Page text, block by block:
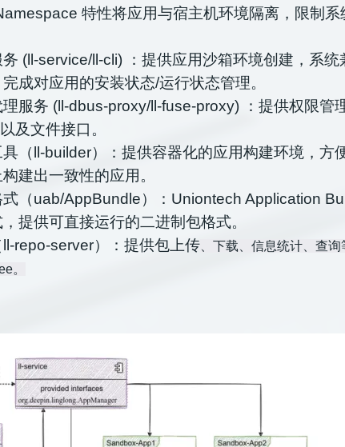
特性将应用与宿主机环境隔离，限制系
(ll-service/ll-cli) ：提供应用沙箱环境创建，系统
成对应用的安装状态/运行状态管理。
服务 (ll-dbus-proxy/ll-fuse-proxy) ：提供权限管
及文件接口。
（ll-builder）：提供容器化的应用构建环境，方
建出一致性的应用。
（uab/AppBundle）：Uniontech Application
提供可直接运行的二进制包格式。
repo-server）：提供包上传 、下载、信息统计、查
。